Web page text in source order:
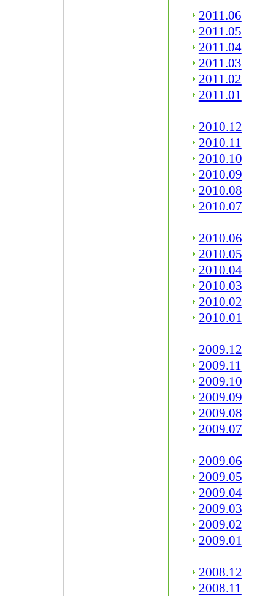
2011.06
2011.05
2011.04
2011.03
2011.02
2011.01
2010.12
2010.11
2010.10
2010.09
2010.08
2010.07
2010.06
2010.05
2010.04
2010.03
2010.02
2010.01
2009.12
2009.11
2009.10
2009.09
2009.08
2009.07
2009.06
2009.05
2009.04
2009.03
2009.02
2009.01
2008.12
2008.11